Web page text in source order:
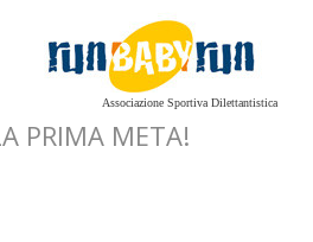
Associazione Sportiva Dilettantistica
PRIMA META!